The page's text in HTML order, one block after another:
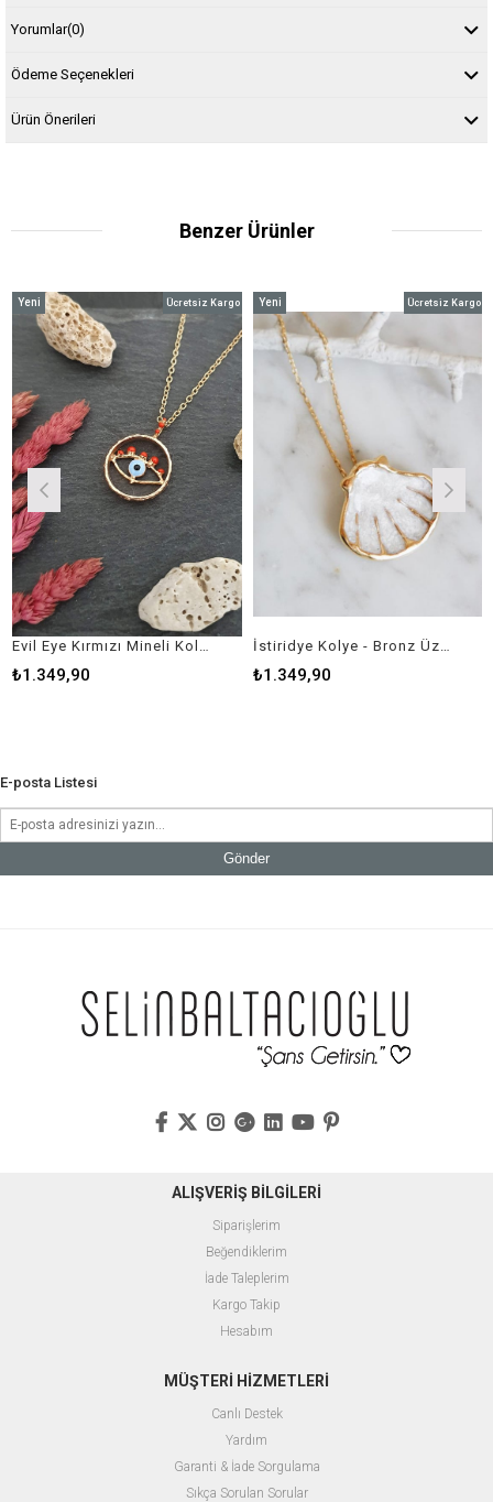
Yorumlar(0)
Ödeme Seçenekleri
Ürün Önerileri
Benzer Ürünler
Evil Eye Kırmızı Mineli Kolye ( Bronz Üzeri Altın Kaplama )
Ücretsiz Kargo
İstiridye Kolye - Bronz Üzeri 22k Altın Kaplama
₺1.349,90
Ücretsiz Kargo
Yeni
E-posta Listesi
Gönder
ALIŞVERİŞ BİLGİLERİ
Siparişlerim
Beğendiklerim
İade Taleplerim
Kargo Takip
Hesabım
MÜŞTERİ HİZMETLERİ
Canlı Destek
Yardım
Garanti & İade Sorgulama
Sıkça Sorulan Sorular